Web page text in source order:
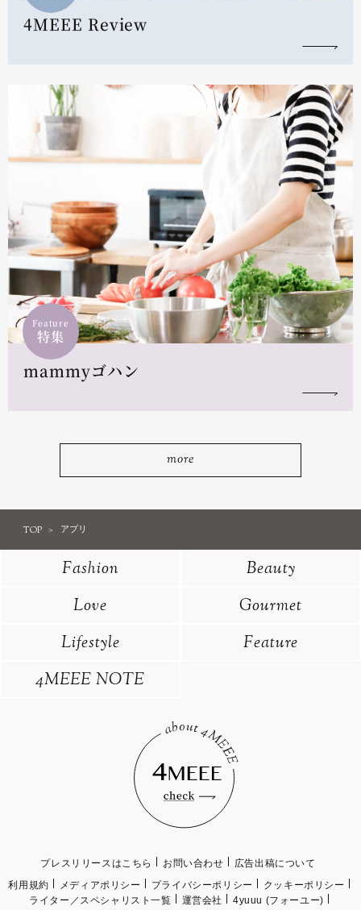
4MEEE Review
Feature
特集
mammyゴハン
more
TOP アプリ
Fashion
Beauty
Love
Gourmet
Lifestyle
Feature
4MEEE NOTE
プレスリリースはこちら お問い合わせ
広告出稿について
利用規約
メディアポリシー プライバシーポリシー
クッキーポリシー
ライター／スペシャリスト一覧
運営会社 4yuuu (フォーユー)